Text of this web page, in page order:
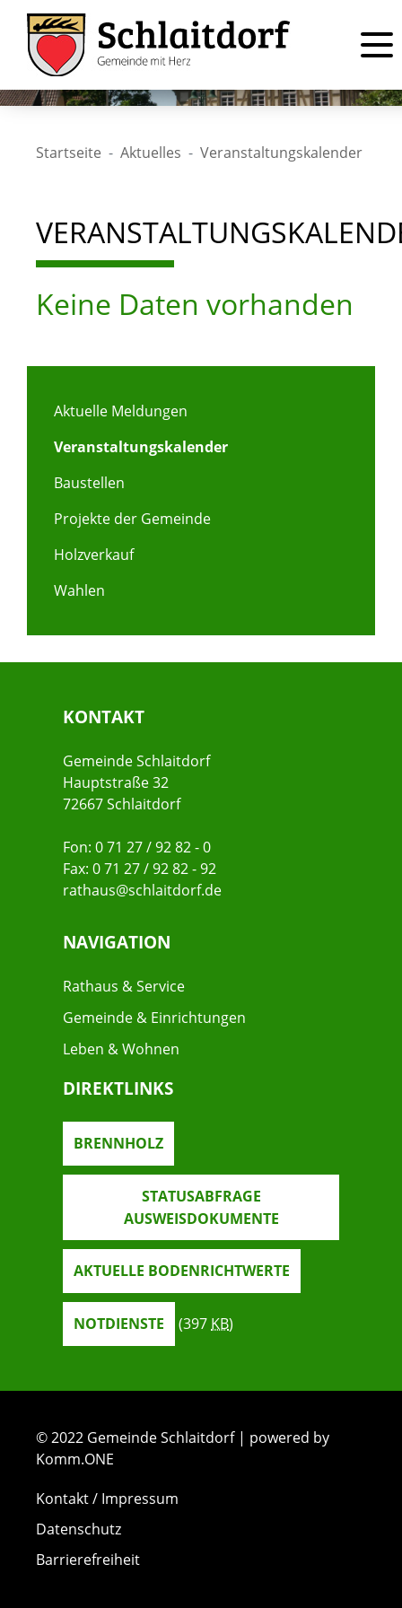
Startseite Aktuelles Veranstaltungskalender
Keine Daten vorhanden
Aktuelle Meldungen
Veranstaltungskalender
Baustellen
Projekte der Gemeinde
Holzverkauf
Wahlen
KONTAKT
Gemeinde Schlaitdorf
Hauptstraße 32
72667 Schlaitdorf
Fon: 0 71 27 / 92 82 - 0
Fax: 0 71 27 / 92 82 - 92
rathaus@schlaitdorf.de
NAVIGATION
Rathaus & Service
Gemeinde & Einrichtungen
Leben & Wohnen
DIREKTLINKS
BRENNHOLZ
STATUSABFRAGE
AUSWEISDOKUMENTE
AKTUELLE BODENRICHTWERTE
NOTDIENSTE (397KB)
© 2022 Gemeinde Schlaitdorf | powered by
Komm.ONE
Kontakt / Impressum
Datenschutz
Barrierefreiheit